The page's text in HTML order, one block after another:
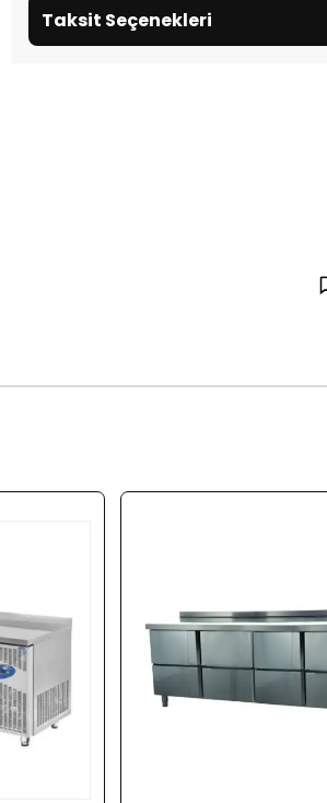
Taksit Seçenekleri